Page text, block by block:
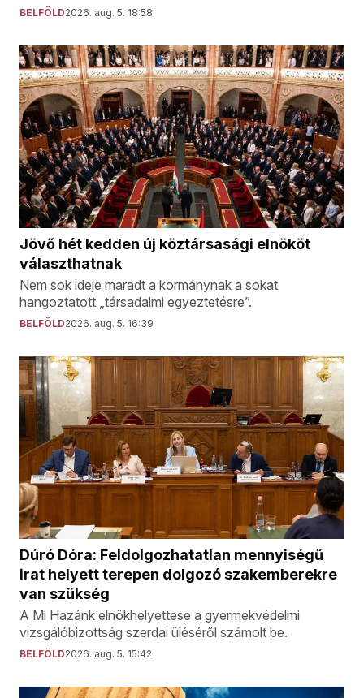
BELFÖLD2026. aug. 5. 18:58
Jövő hét kedden új köztársasági elnököt
választhatnak
Nem sok ideje maradt a kormánynak a sokat
hangoztatott „társadalmi egyeztetésre”.
BELFÖLD2026. aug. 5. 16:39
Dúró Dóra: Feldolgozhatatlan mennyiségű
irat helyett terepen dolgozó szakemberekre
van szükség
A Mi Hazánk elnökhelyettese a gyermekvédelmi
vizsgálóbizottság szerdai üléséről számolt be.
BELFÖLD2026. aug. 5. 15:42